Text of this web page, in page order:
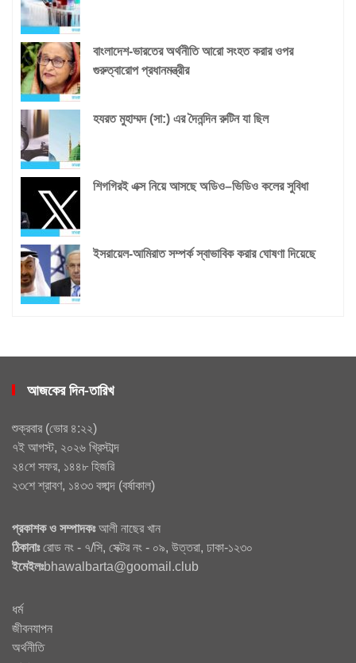
বাংলাদেশ-ভারতের অর্থনীতি আরো সংহত করার ওপর
গুরুত্বারোপ প্রধানমন্ত্রীর
হযরত মুহাম্মদ (সা:) এর দৈনন্দিন রুটিন যা ছিল
শিগগিরই এক্স নিয়ে আসছে অডিও‌‌–ভিডিও কলের সুবিধা
ইসরায়েল-আমিরাত সম্পর্ক স্বাভাবিক করার ঘোষণা দিয়েছে
আজকের দিন-তারিখ
শুক্রবার(ভোর ৪:২২)
৭ই আগস্ট, ২০২৬ খ্রিস্টাব্দ
২৪শে সফর, ১৪৪৮ হিজরি
২৩শে শ্রাবণ, ১৪৩৩ বঙ্গাব্দ (বর্ষাকাল)
প্রকাশক ও সম্পাদকঃআলী নাছের খান
ঠিকানাঃরোড নং - ৭/সি, সেক্টর নং - ০৯, উত্তরা, ঢাকা-১২৩০
ইমেইলঃbhawalbarta@goomail.club
ধর্ম
জীবনযাপন
অর্থনীতি